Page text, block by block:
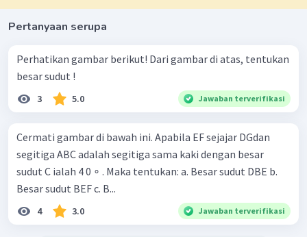
Pertanyaan serupa
Perhatikan gambar berikut! Dari gambar di atas, tentukan
besar sudut !
3 5.0 Jawaban terverifikasi
Cermati gambar di bawah ini. Apabila EF sejajar DGdan
segitiga ABC adalah segitiga sama kaki dengan besar
sudut C ialah 4 0 ∘ . Maka tentukan: a. Besar sudut DBE b.
Besar sudut BEF c. B...
4 3.0 Jawaban terverifikasi